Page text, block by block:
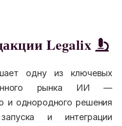
Legalix
одну из ключевых
рынка ИИ —
и однородного решения
и интеграции